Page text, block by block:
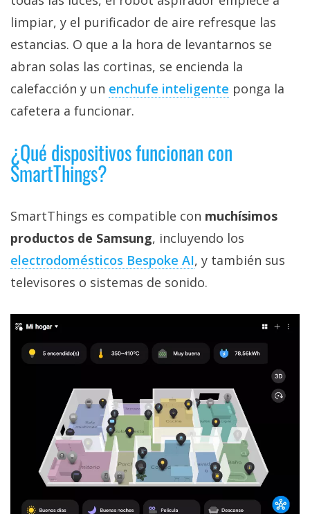
limpiar, y el purificador de aire refresque las
estancias. O que a la hora de levantarnos se
abran solas las cortinas, se encienda la
calefacción y un enchufe inteligente‎ ponga la
cafetera a funcionar.
¿Qué dispositivos funcionan con
SmartThings?
SmartThings es compatible con muchísimos
productos de Samsung, incluyendo los
electrodomésticos Bespoke AI‎, y también sus
televisores o sistemas de sonido.